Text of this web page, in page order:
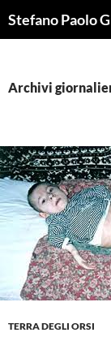
alStefano Paolo
Archivi
TERRA DEGLI ORSI